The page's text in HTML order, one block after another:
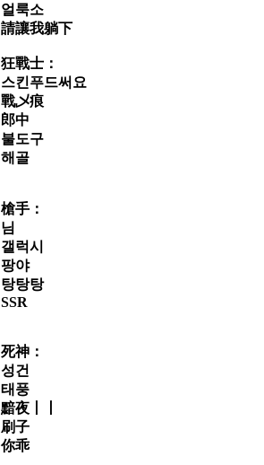
얼룩소
請讓我躺下
狂戰士：
스킨푸드써요
戰乄痕
郎中
불도구
해골
槍手：
님
갤럭시
팡야
탕탕탕
SSR
死神：
성건
태풍
黯夜丨丨
刷子
你乖